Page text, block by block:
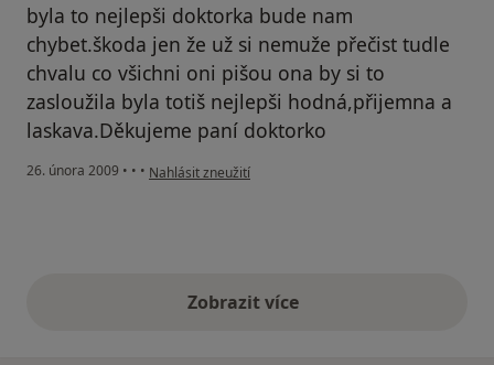
byla to nejlepši doktorka bude nam
chybet.škoda jen že už si nemuže přečist tudle
chvalu co všichni oni pišou ona by si to
zasloužila byla totiš nejlepši hodná,přijemna a
laskava.Děkujeme paní doktorko
26. února 2009 • • • podle názoru uživatele Michala
Nahlásit zneužití
Zobrazit vícevýše uvedené názory